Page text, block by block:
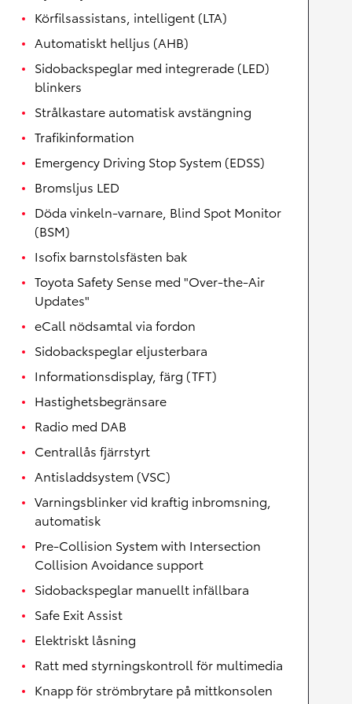
Körfilsassistans, intelligent (LTA)
Automatiskt helljus (AHB)
Sidobackspeglar med integrerade (LED)
blinkers
Strålkastare automatisk avstängning
Trafikinformation
Emergency Driving Stop System (EDSS)
Bromsljus LED
Döda vinkeln-varnare, Blind Spot Monitor
(BSM)
Isofix barnstolsfästen bak
Toyota Safety Sense med "Over-the-Air
Updates"
eCall nödsamtal via fordon
Sidobackspeglar eljusterbara
Informationsdisplay, färg (TFT)
Hastighetsbegränsare
Radio med DAB
Centrallås fjärrstyrt
Antisladdsystem (VSC)
Varningsblinker vid kraftig inbromsning,
automatisk
Pre-Collision System with Intersection
Collision Avoidance support
Sidobackspeglar manuellt infällbara
Safe Exit Assist
Elektriskt låsning
Ratt med styrningskontroll för multimedia
Knapp för strömbrytare på mittkonsolen